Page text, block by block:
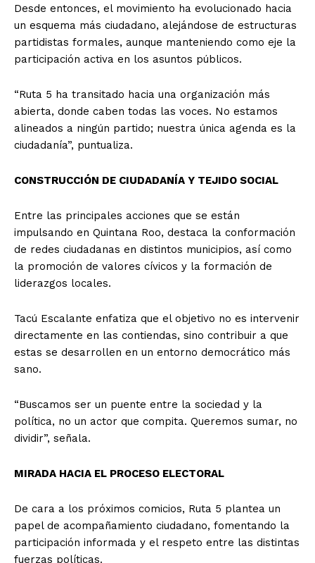
Desde entonces, el movimiento ha evolucionado hacia
un esquema más ciudadano, alejándose de estructuras
partidistas formales, aunque manteniendo como eje la
participación activa en los asuntos públicos.
“Ruta 5 ha transitado hacia una organización más
abierta, donde caben todas las voces. No estamos
alineados a ningún partido; nuestra única agenda es la
ciudadanía”, puntualiza.
CONSTRUCCIÓN DE CIUDADANÍA Y TEJIDO SOCIAL
Entre las principales acciones que se están
impulsando en Quintana Roo, destaca la conformación
de redes ciudadanas en distintos municipios, así como
la promoción de valores cívicos y la formación de
liderazgos locales.
Tacú Escalante enfatiza que el objetivo no es intervenir
directamente en las contiendas, sino contribuir a que
estas se desarrollen en un entorno democrático más
sano.
“Buscamos ser un puente entre la sociedad y la
política, no un actor que compita. Queremos sumar, no
dividir”, señala.
MIRADA HACIA EL PROCESO ELECTORAL
De cara a los próximos comicios, Ruta 5 plantea un
papel de acompañamiento ciudadano, fomentando la
participación informada y el respeto entre las distintas
fuerzas políticas.